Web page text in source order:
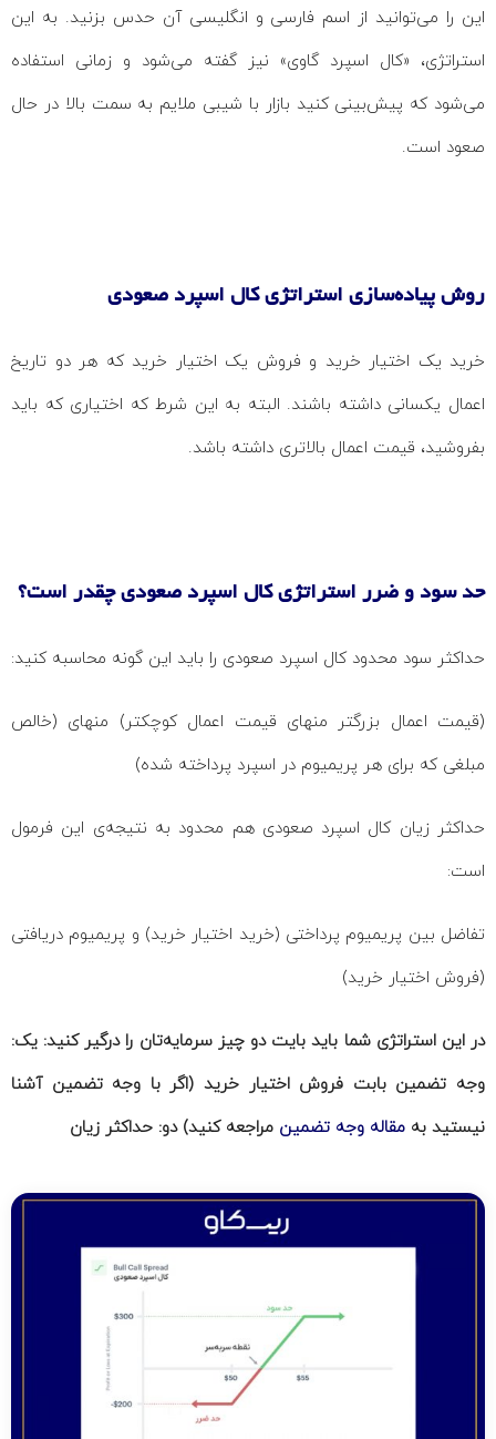
این را می‌توانید از اسم فارسی و انگلیسی‌ آن حدس بزنید. به این
استراتژی، «کال اسپرد گاوی» نیز گفته می‌شود و زمانی استفاده
می‌شود که پیش‌بینی کنید بازار با شیبی ملایم به سمت بالا در حال
صعود است.
روش پیاده‌سازی استراتژی کال اسپرد صعودی
خرید یک اختیار خرید و فروش یک اختیار خرید که هر دو تاریخ
اعمال یکسانی داشته باشند. البته به این شرط که اختیاری که باید
بفروشید، قیمت اعمال بالاتری داشته باشد.
حد سود و ضرر استراتژی کال اسپرد صعودی چقدر است؟
حداکثر سود محدود کال اسپرد صعودی را باید این گونه محاسبه کنید:
(قیمت اعمال بزرگتر منهای قیمت اعمال کوچکتر) منهای (خالص
مبلغی که برای هر پریمیوم در اسپرد پرداخته شده)
حداکثر زیان کال اسپرد صعودی هم محدود به نتیجه‌ی این فرمول
است:
تفاضل بین پریمیوم پرداختی (خرید اختیار خرید) و پریمیوم دریافتی
(فروش اختیار خرید)
در این استراتژی شما باید بایت دو چیز سرمایه‌تان را درگیر کنید: یک:
وجه تضمین بابت فروش اختیار خرید (اگر با وجه تضمین آشنا
نیستید به مقاله وجه تضمین مراجعه کنید) دو: حداکثر زیان